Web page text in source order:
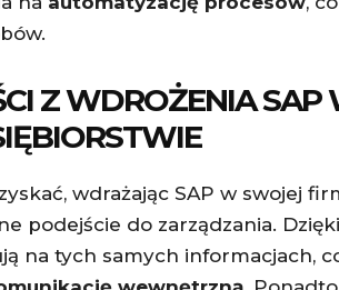
Z WDROŻENIA SAP
wdrażając SAP w swojej
podejście do zarządzania.
na tych samych informacjach,